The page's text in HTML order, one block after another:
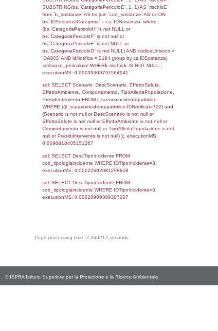
(f_territori_limitrofi.IDTipologiaTerritorio =
cod_territori_tipologia.IDTipologiaTerritorio)
(f_territori_limitrofi.IDTipoTerritorio =
cod_territori_tipologia.IDTerritorioTP)
(((f_territori_limitrofi.IDNotifica)=722) AND
((f_territori_limitrofi.IDTipoTerritorio)=8)),
sql: SELECT
reg_f_territori_limitrofi.Direzione,
reg_f_territori_limitrofi.Denominazione,
_limitrofi.DescAltro FROM
JOIN cod_territori_tipologia ON
(reg_f_territori_limitrofi.IDTipologiaTerritorio =
(reg_f_territori_limitrofi.IDTipoTerritorio =
cod_territori_tipologia.IDTerritorioTP)
f_territori_limitrofi.Denominazione,